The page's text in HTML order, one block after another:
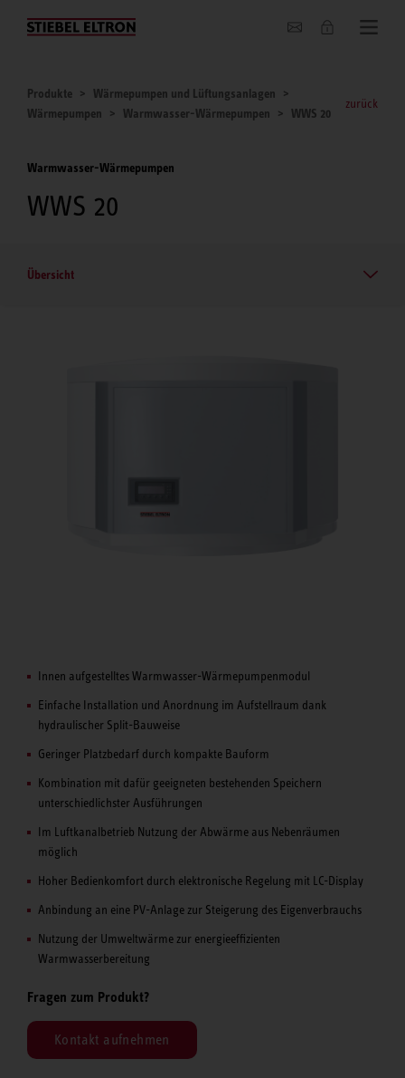
Unternehmen
Produkte
Wärmepumpen und Lüftungsanlagen
Wärmepumpen
Warmwasser-Wärmepumpen WWS 20
zurück
Warmwasser-Wärmepumpen
WWS 20
Übersicht
Innen aufgestelltes Warmwasser-Wärmepumpenmodul
Einfache Installation und Anordnung im Aufstellraum dank
hydraulischer Split-Bauweise
Geringer Platzbedarf durch kompakte Bauform
Kombination mit dafür geeigneten bestehenden Speichern
unterschiedlichster Ausführungen
Im Luftkanalbetrieb Nutzung der Abwärme aus Nebenräumen
möglich
Hoher Bedienkomfort durch elektronische Regelung mit LC-Display
Anbindung an eine PV-Anlage zur Steigerung des Eigenverbrauchs
Nutzung der Umweltwärme zur energieeffizienten
Warmwasserbereitung
Fragen zum Produkt?
Kontakt aufnehmen